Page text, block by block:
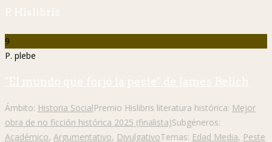
P. Hislibris
9
P. plebe
"El mundo que forjó la peste" de James Belich
Ámbito: Historia SocialPremio Hislibris literatura histórica: Mejor
obra de no ficción histórica 2025 (finalista)Subgéneros:
Académico, Argumentativo, DivulgativoTemas: Edad Media, Peste